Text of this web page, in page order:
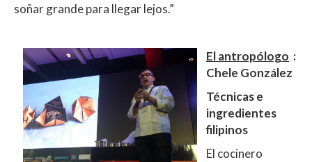
soñar grande para llegar lejos.”
El antropólogo :
Chele González
Técnicas e
ingredientes
filipinos
El cocinero